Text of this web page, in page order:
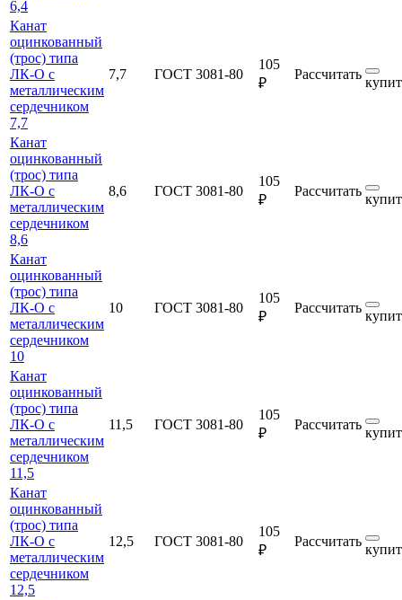
6,4
Канат
оцинкованный
(трос) типа
ЛК-О с
металлическим
сердечником
7,7
7,7 ГОСТ 3081-80
105
₽
Рассчитать
Канат
оцинкованный
(трос) типа
ЛК-О с
металлическим
сердечником
8,6
8,6 ГОСТ 3081-80
105
₽
Рассчитать
Канат
оцинкованный
(трос) типа
ЛК-О с
металлическим
сердечником
10
10 ГОСТ 3081-80
105
₽
Рассчитать
Канат
оцинкованный
(трос) типа
ЛК-О с
металлическим
сердечником
11,5
11,5 ГОСТ 3081-80
105
₽
Рассчитать
Канат
оцинкованный
(трос) типа
ЛК-О с
металлическим
сердечником
12,5
12,5 ГОСТ 3081-80
105
₽
Рассчитать